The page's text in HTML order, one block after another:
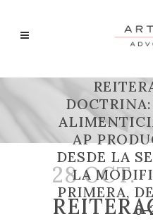
AP
DESDE LA
LA
PRIMERA,
6-
28 OCT.